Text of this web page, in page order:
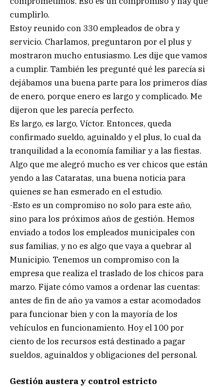
cumplirlo.
Estoy reunido con 330 empleados de obra y
servicio. Charlamos, preguntaron por el plus y
mostraron mucho entusiasmo. Les dije que vamos
a cumplir. También les pregunté qué les parecía si
dejábamos una buena parte para los primeros días
de enero, porque enero es largo y complicado. Me
dijeron que les parecía perfecto.
Es largo, es largo, Víctor. Entonces, queda
confirmado sueldo, aguinaldo y el plus, lo cual da
tranquilidad a la economía familiar y a las fiestas.
Algo que me alegró mucho es ver chicos que están
yendo a las Cataratas, una buena noticia para
quienes se han esmerado en el estudio.
-Esto es un compromiso no solo para este año,
sino para los próximos años de gestión. Hemos
enviado a todos los empleados municipales con
sus familias, y no es algo que vaya a quebrar al
Municipio. Tenemos un compromiso con la
empresa que realiza el traslado de los chicos para
marzo. Fijate cómo vamos a ordenar las cuentas:
antes de fin de año ya vamos a estar acomodados
para funcionar bien y con la mayoría de los
vehículos en funcionamiento. Hoy el 100 por
ciento de los recursos está destinado a pagar
sueldos, aguinaldos y obligaciones del personal.
Gestión austera y control estricto